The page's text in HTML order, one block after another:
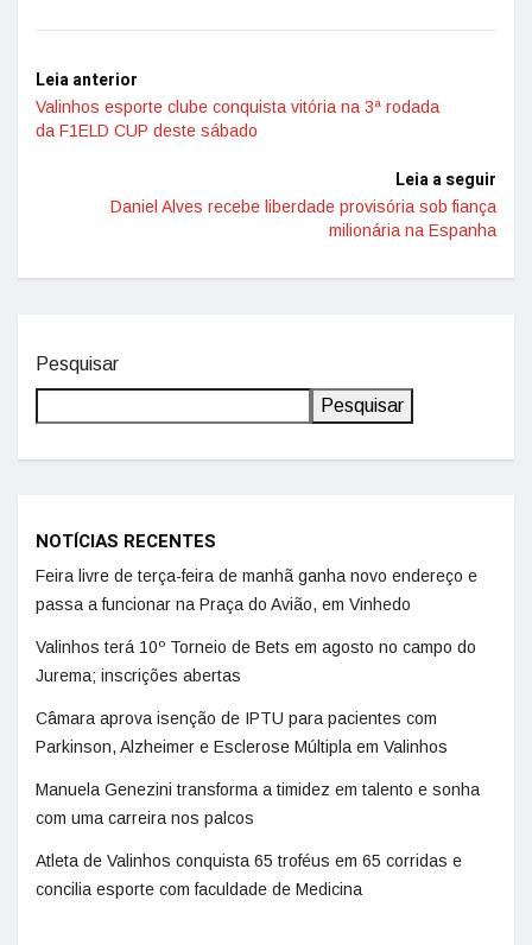
Leia anterior
Valinhos esporte clube conquista vitória na 3ª rodada
da F1ELD CUP deste sábado
Leia a seguir
Daniel Alves recebe liberdade provisória sob fiança
milionária na Espanha
Pesquisar
Pesquisar
NOTÍCIAS RECENTES
Feira livre de terça-feira de manhã ganha novo endereço e
passa a funcionar na Praça do Avião, em Vinhedo
Valinhos terá 10º Torneio de Bets em agosto no campo do
Jurema; inscrições abertas
Câmara aprova isenção de IPTU para pacientes com
Parkinson, Alzheimer e Esclerose Múltipla em Valinhos
Manuela Genezini transforma a timidez em talento e sonha
com uma carreira nos palcos
Atleta de Valinhos conquista 65 troféus em 65 corridas e
concilia esporte com faculdade de Medicina